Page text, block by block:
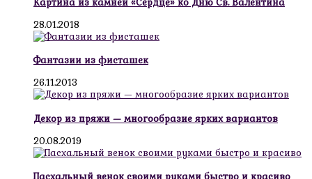
28.01.2018
Фантазии из фисташек
26.11.2013
Декор из пряжи — многообразие ярких вариантов
20.08.2019
Пасхальный венок своими руками быстро и красиво